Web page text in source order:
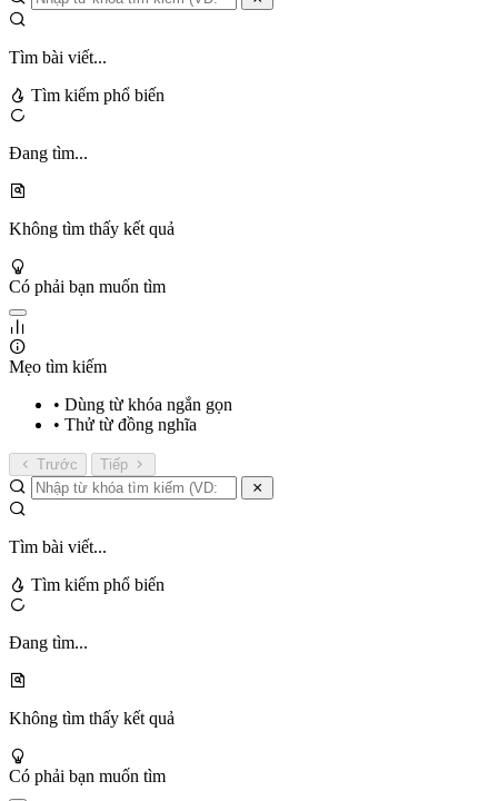
Tìm bài viết...
Tìm kiếm phổ biến
Đang tìm...
Không tìm thấy kết quả
Có phải bạn muốn tìm
Mẹo tìm kiếm
• Dùng từ khóa ngắn gọn
• Thử từ đồng nghĩa
Trước Tiếp
Tìm bài viết...
Tìm kiếm phổ biến
Đang tìm...
Không tìm thấy kết quả
Có phải bạn muốn tìm